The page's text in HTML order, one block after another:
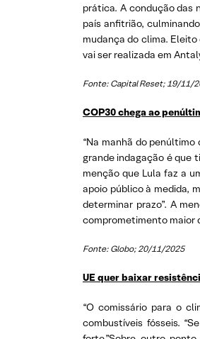
prática. A condução das
país anfitrião,
mudança do clima.
vai ser realizada em
Fonte: Capital Reset; 19/11/
COP30 chega ao
“Na manhã do
grande indagação é que
menção que Lula faz a
apoio público à medida,
determinar prazo”. A
comprometimento maior
Fonte: Globo; 20/11/2025
UE quer baixar
“O comissário para o
combustíveis fósseis.